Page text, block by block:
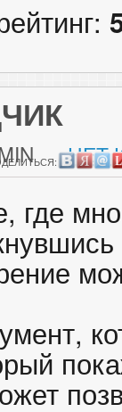
НЕТ
где